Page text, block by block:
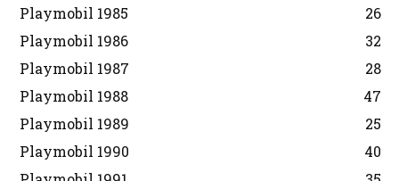
Playmobil 1985
26
Playmobil 1986
32
Playmobil 1987
28
Playmobil 1988
47
Playmobil 1989
25
Playmobil 1990
40